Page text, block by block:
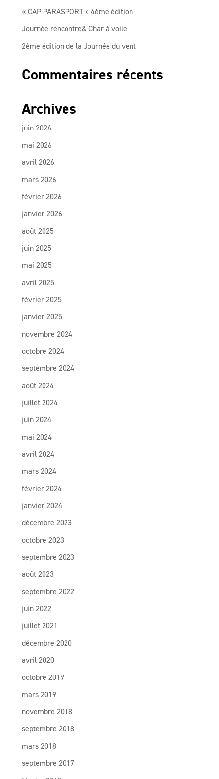
« CAP PARASPORT » 4ème édition
Journée rencontre& Char à voile
2ème édition de la Journée du vent
Commentaires récents
Archives
juin 2026
mai 2026
avril 2026
mars 2026
février 2026
janvier 2026
août 2025
juin 2025
mai 2025
avril 2025
février 2025
janvier 2025
novembre 2024
octobre 2024
septembre 2024
août 2024
juillet 2024
juin 2024
mai 2024
avril 2024
mars 2024
février 2024
janvier 2024
décembre 2023
octobre 2023
septembre 2023
août 2023
septembre 2022
juin 2022
juillet 2021
décembre 2020
avril 2020
octobre 2019
mars 2019
novembre 2018
septembre 2018
mars 2018
septembre 2017